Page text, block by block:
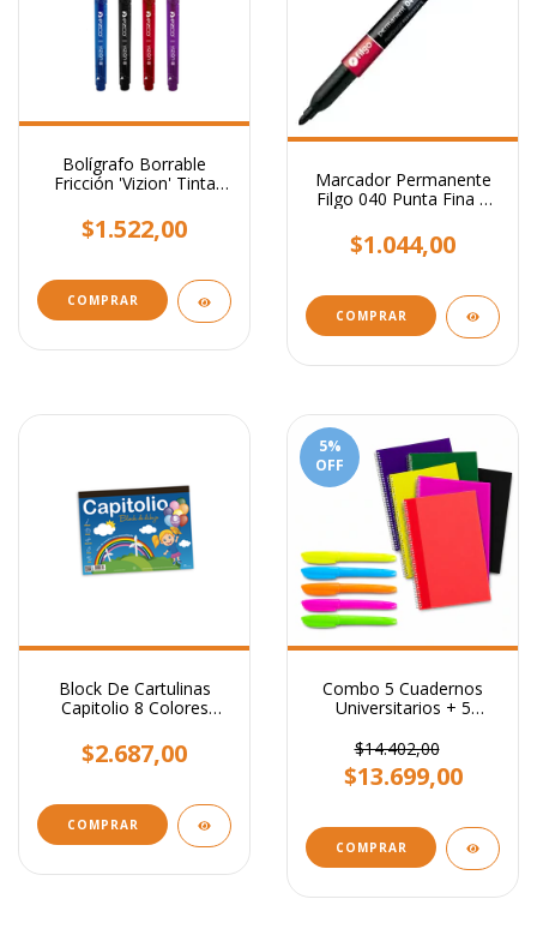
Bolígrafo Borrable
Fricción 'Vizion' Tinta
Surtidos
$1.522,00
COMPRAR
Marcador Permanente
Filgo 040 Punta Fina 1
$1.044,00
Block De Cartulinas
Capitolio 8 Colores
$2.687,00
5%
OFF
Combo 5 Cuadernos
Universitarios + 5
$14.402,00
$13.699,00
COMPRAR